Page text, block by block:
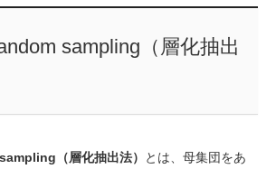
sampling（層化抽出
（層化抽出法）
とは、母集団をあ